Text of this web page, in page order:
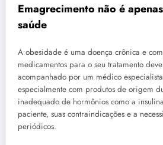
Emagrecimento não é
saúde
A obesidade é uma doença crônica e
medicamentos para o seu tratamento
acompanhado por um médico
especialmente com produtos de origem
inadequado de hormônios como a
paciente, suas contraindicações e a
periódicos.